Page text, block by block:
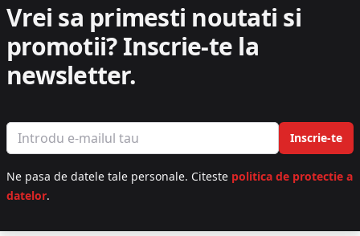
Vrei sa primesti noutati si
promotii? Inscrie-te la
newsletter.
Email address Inscrie-te
Ne pasa de datele tale personale. Citeste politica de protectie a
datelor.